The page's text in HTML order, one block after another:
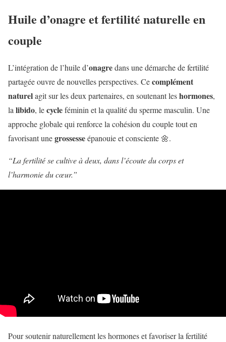
Huile d’onagre et fertilité naturelle en
couple
L’intégration de l’huile d’onagredans une démarche de fertilité
partagée ouvre de nouvelles perspectives. Cecomplément
naturelagit sur les deux partenaires, en soutenant leshormones,
lalibido, lecycleféminin et la qualité du sperme masculin. Une
approche globale qui renforce la cohésion du couple tout en
favorisant unegrossesseépanouie et consciente 🌼.
“La fertilité se cultive à deux, dans l’écoute du corps et
l’harmonie du cœur.”
Pour soutenir naturellement les hormones et favoriser la fertilité